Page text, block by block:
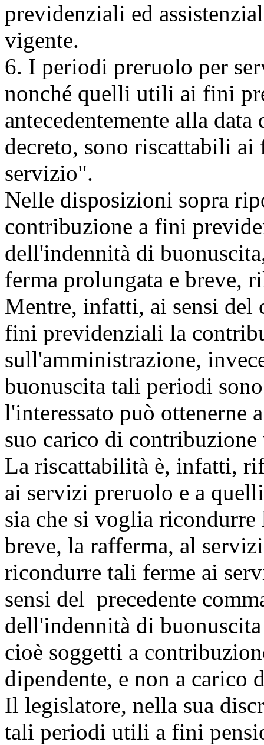
previdenziali ed
vigente.
6. I periodi preruolo per
nonché quelli utili ai fini
antecedentemente alla
decreto, sono riscattabili
servizio".
Nelle disposizioni sopra
contribuzione a fini
dell'indennità di
ferma prolungata e breve,
Mentre, infatti, ai sensi del
fini previdenziali la
sull'amministrazione,
buonuscita tali periodi
l'interessato può ottenerne
suo carico di
La riscattabilità è, infatti,
ai servizi preruolo e a
sia che si voglia
breve, la rafferma, al
ricondurre tali ferme ai
sensi del precedente
dell'indennità di
cioè soggetti a
dipendente, e non a carico
Il legislatore, nella sua
tali periodi utili a fini